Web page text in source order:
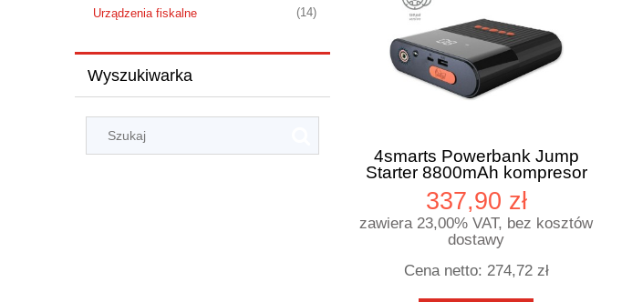
Urządzenia fiskalne (14)
Wyszukiwarka
4smarts Powerbank Jump
Starter 8800mAh kompresor
latarka PitStop+
337,90 zł
zawiera 23,00% VAT, bez kosztów
dostawy
Cena netto: 274,72 zł